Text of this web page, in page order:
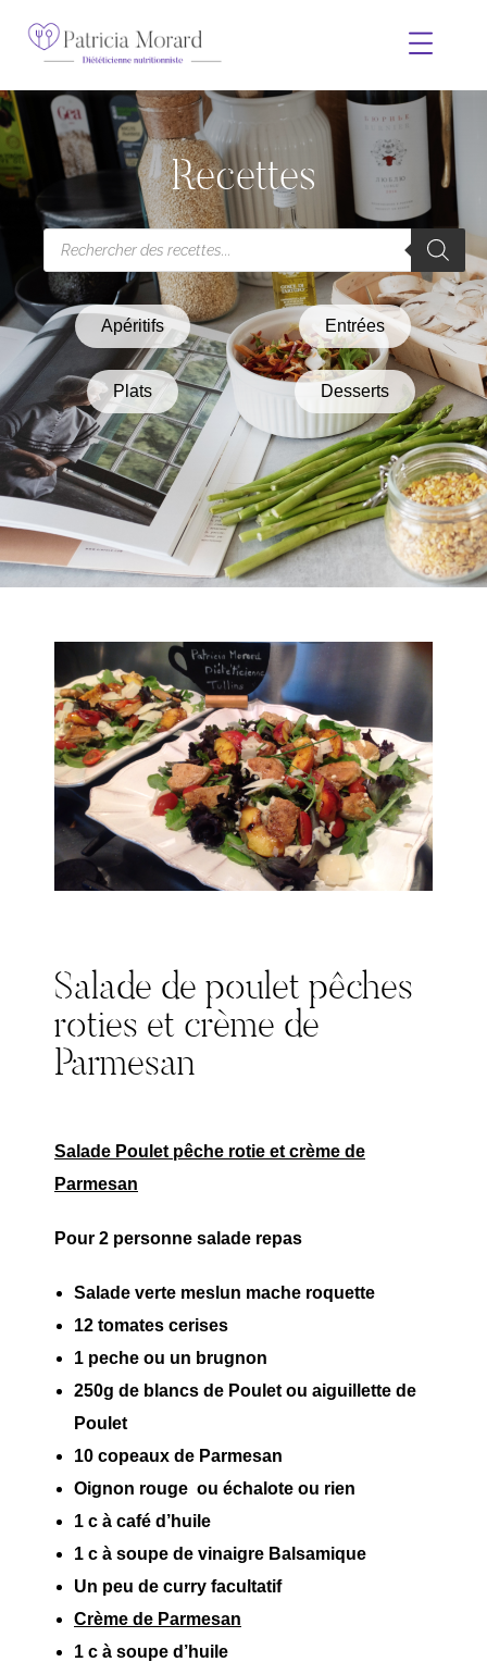
Recettes
Apéritifs Entrées
Plats Desserts
Salade de poulet pêches
roties et crème de
Parmesan
Salade Poulet pêche rotie et crème de
Parmesan
Pour 2 personne salade repas
Salade verte meslun mache roquette
12 tomates cerises
1 peche ou un brugnon
250g de blancs de Poulet ou aiguillette de
Poulet
10 copeaux de Parmesan
Oignon rouge ou échalote ou rien
1 c à café d’huile
1 c à soupe de vinaigre Balsamique
Un peu de curry facultatif
Crème de Parmesan
1 c à soupe d’huile